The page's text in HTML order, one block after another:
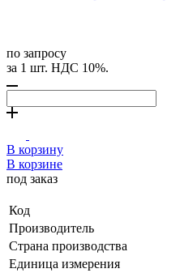
по запросу
за 1 шт. НДС 10%.
В корзину
В корзине
под заказ
Код
Производитель
Страна производства
Единица измерения